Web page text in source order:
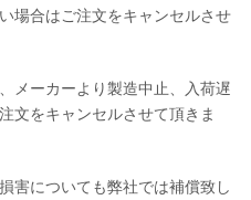
場合はご注文をキャンセルさせ
メーカーより製造中止、入荷遅
文をキャンセルさせて頂きま
害についても弊社では補償致し